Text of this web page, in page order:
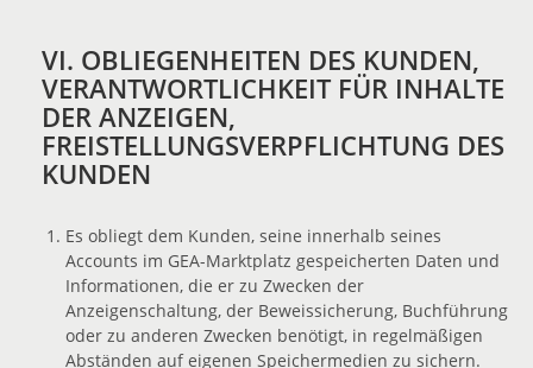
VI. OBLIEGENHEITEN DES KUNDEN,
VERANTWORTLICHKEIT FÜR INHALTE
DER ANZEIGEN,
FREISTELLUNGSVERPFLICHTUNG DES
KUNDEN
Es obliegt dem Kunden, seine innerhalb seines
Accounts im GEA-Marktplatz gespeicherten Daten und
Informationen, die er zu Zwecken der
Anzeigenschaltung, der Beweissicherung, Buchführung
oder zu anderen Zwecken benötigt, in regelmäßigen
Abständen auf eigenen Speichermedien zu sichern.